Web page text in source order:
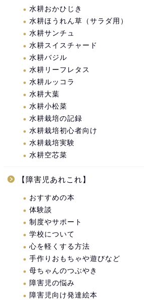
水耕おかひじき
水耕ほうれん草（サラダ用）
水耕サンチュ
水耕スイスチャード
水耕バジル
水耕リーフレタス
水耕ルッコラ
水耕大葉
水耕小松菜
水耕栽培の記録
水耕栽培初心者向け
水耕栽培実験
水耕空芯菜
【障害児あれこれ】
おすすめの本
体験談
制度やサポート
学校について
心を軽くする方法
手作りおもちゃや遊びなど
母ちゃんのつぶやき
障害児の悩み
障害児向け発達絵本